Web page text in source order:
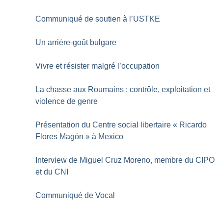
Communiqué de soutien à l’USTKE
Un arrière-goût bulgare
Vivre et résister malgré l’occupation
La chasse aux Roumains : contrôle, exploitation et
violence de genre
Présentation du Centre social libertaire « Ricardo
Flores Magón » à Mexico
Interview de Miguel Cruz Moreno, membre du CIPO
et du CNI
Communiqué de Vocal